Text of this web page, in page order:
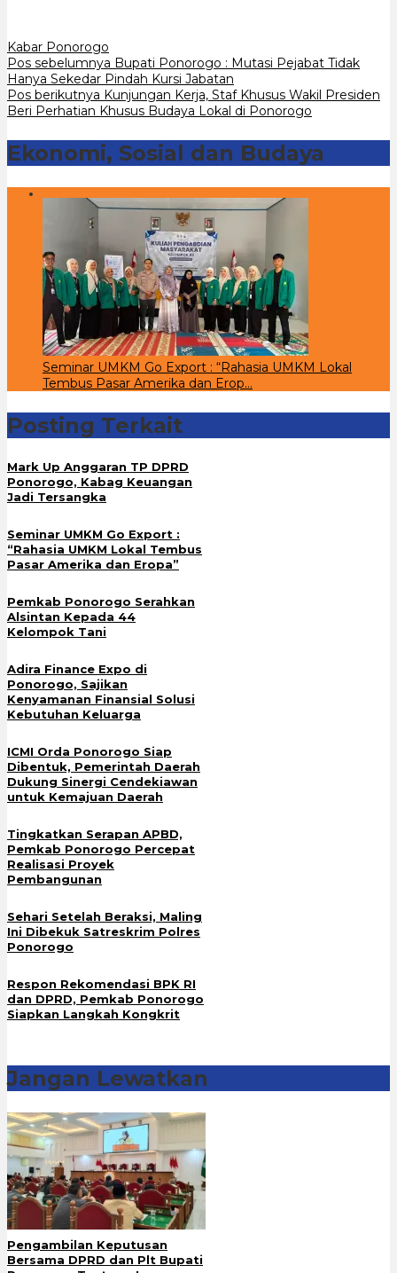
Kabar Ponorogo
Navigasi
pos
Pos sebelumnya Bupati Ponorogo : Mutasi Pejabat Tidak
Hanya Sekedar Pindah Kursi Jabatan
Pos berikutnya Kunjungan Kerja, Staf Khusus Wakil Presiden
Beri Perhatian Khusus Budaya Lokal di Ponorogo
Ekonomi, Sosial dan Budaya
Seminar UMKM Go Export : “Rahasia UMKM Lokal
Tembus Pasar Amerika dan Erop…
Posting Terkait
Mark Up Anggaran TP DPRD
Ponorogo, Kabag Keuangan
Jadi Tersangka
Seminar UMKM Go Export :
“Rahasia UMKM Lokal Tembus
Pasar Amerika dan Eropa”
Pemkab Ponorogo Serahkan
Alsintan Kepada 44
Kelompok Tani
Adira Finance Expo di
Ponorogo, Sajikan
Kenyamanan Finansial Solusi
Kebutuhan Keluarga
ICMI Orda Ponorogo Siap
Dibentuk, Pemerintah Daerah
Dukung Sinergi Cendekiawan
untuk Kemajuan Daerah
Tingkatkan Serapan APBD,
Pemkab Ponorogo Percepat
Realisasi Proyek
Pembangunan
Sehari Setelah Beraksi, Maling
Ini Dibekuk Satreskrim Polres
Ponorogo
Respon Rekomendasi BPK RI
dan DPRD, Pemkab Ponorogo
Siapkan Langkah Kongkrit
Jangan Lewatkan
Pengambilan Keputusan
Bersama DPRD dan Plt Bupati